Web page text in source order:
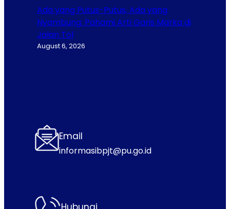
Ada yang Putus-Putus, Ada yang
Nyambung: Pahami Arti Garis Marka di
Jalan Tol
August 6, 2026
Email
informasibpjt@pu.go.id